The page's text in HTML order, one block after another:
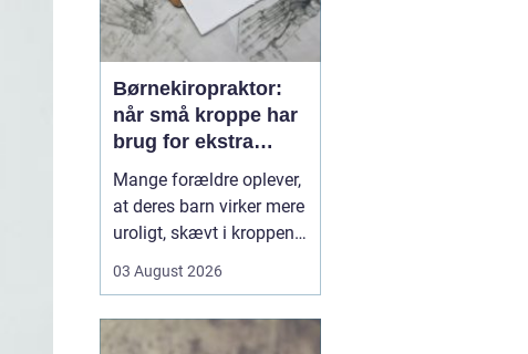
Børnekiropraktor:
når små kroppe har
brug for ekstra
opmærksomhed
Mange forældre oplever,
at deres barn virker mere
uroligt, skævt i kroppen
uden at der er en klar
børnekiropraktor være en
03 August 2026